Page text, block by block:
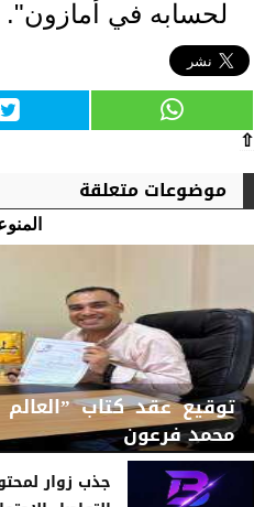
لحسابه في أمازون".
⇧
موضوعات متعلقة
توقيع عقد كتاب
محمد فرعون
جذب زوار